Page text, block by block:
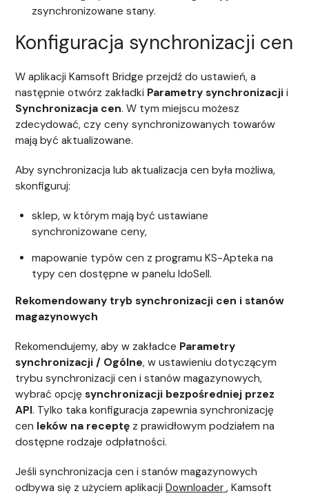
zsynchronizowane stany.
Konfiguracja synchronizacji cen
W aplikacji Kamsoft Bridge przejdź do ustawień, a
następnie otwórz zakładki Parametry synchronizacji i
Synchronizacja cen. W tym miejscu możesz
zdecydować, czy ceny synchronizowanych towarów
mają być aktualizowane.
Aby synchronizacja lub aktualizacja cen była możliwa,
skonfiguruj:
sklep, w którym mają być ustawiane
synchronizowane ceny,
mapowanie typów cen z programu KS-Apteka na
typy cen dostępne w panelu IdoSell.
Rekomendowany tryb synchronizacji cen i stanów
magazynowych
Rekomendujemy, aby w zakładce Parametry
synchronizacji / Ogólne, w ustawieniu dotyczącym
trybu synchronizacji cen i stanów magazynowych,
wybrać opcjęsynchronizacji bezpośredniej przez
API. Tylko taka konfiguracja zapewnia synchronizację
cen leków na receptę z prawidłowym podziałem na
dostępne rodzaje odpłatności.
Jeśli synchronizacja cen i stanów magazynowych
odbywa się z użyciem aplikacjiDownloader , Kamsoft